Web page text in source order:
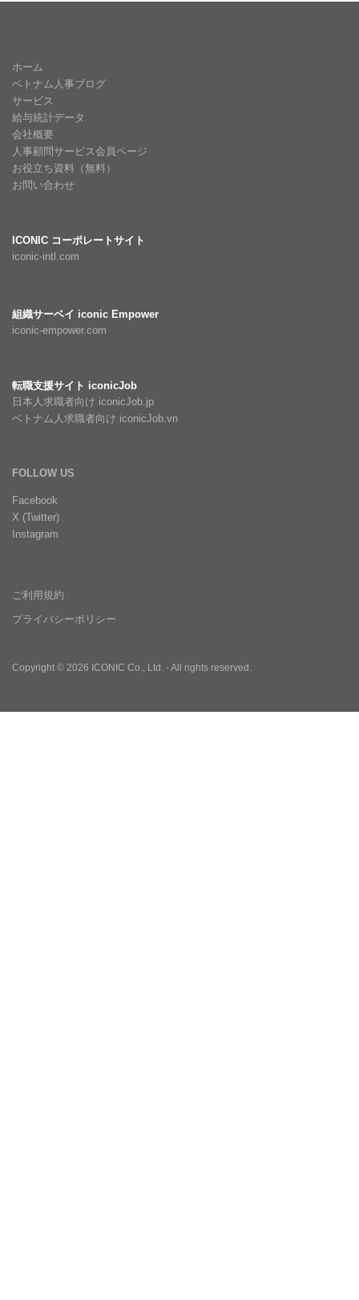
ホーム
ベトナム人事ブログ
サービス
給与統計データ
会社概要
人事顧問サービス会員ページ
お役立ち資料（無料）
お問い合わせ
ICONIC コーポレートサイト
iconic-intl.com
組織サーベイ iconic Empower
iconic-empower.com
転職支援サイト iconicJob
日本人求職者向け iconicJob.jp
ベトナム人求職者向け iconicJob.vn
FOLLOW US
Facebook
X (Twitter)
Instagram
ご利用規約
プライバシーポリシー
Copyright © 2026 ICONIC Co., Ltd. - All rights reserved.